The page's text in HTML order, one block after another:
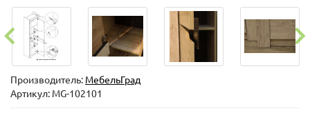
Производитель: МебельГрад
Артикул: MG-102101